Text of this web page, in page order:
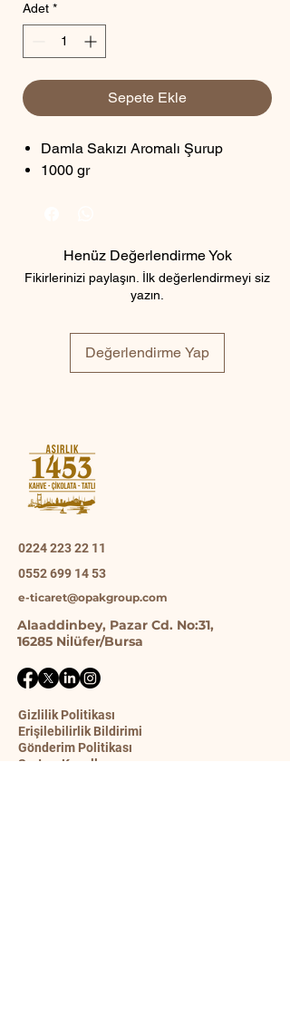
Adet *
Sepete Ekle
Damla Sakızı Aromalı Şurup
1000 gr
Henüz Değerlendirme Yok
Fikirlerinizi paylaşın. İlk değerlendirmeyi siz
yazın.
Değerlendirme Yap
0224 223 22 11
0552 699 14 53
e-ticaret@opakgroup.com
Alaaddinbey, Pazar Cd. No:31,
16285 Ni̇lüfer/Bursa
Gizlilik Politikası
Erişilebilirlik Bildirimi
Gönderim Politikası
Şart ve Koşullar